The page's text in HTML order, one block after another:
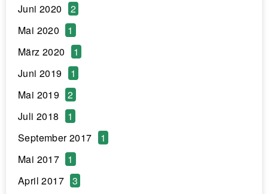
Juni 2020
2
Mai 2020
1
März 2020
1
Juni 2019
1
Mai 2019
2
Juli 2018
1
September 2017
1
Mai 2017
1
April 2017
3